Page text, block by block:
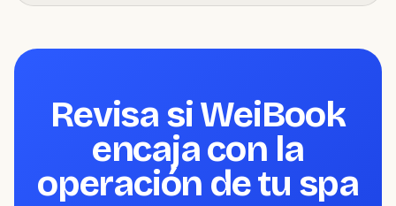
Revisa si WeiBook
encaja con la
operación de tu spa